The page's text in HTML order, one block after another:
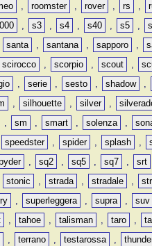
, roomster , rover , rs ,
, s3 , s4 , s40 , s5 ,
santa , santana , sapporo ,
scirocco , scorpio , scout ,
, serie , sesto , shadow ,
, silhouette , silver ,
, sm , smart , solenza ,
speedster , spider , splash ,
, sq2 , sq5 , sq7 , srt
stonic , strada , stradale ,
, superleggera , supra , suv
, tahoe , talisman , taro ,
, terrano , testarossa ,